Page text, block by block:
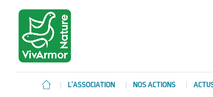
L’ASSOCIATION NOS ACTIONS